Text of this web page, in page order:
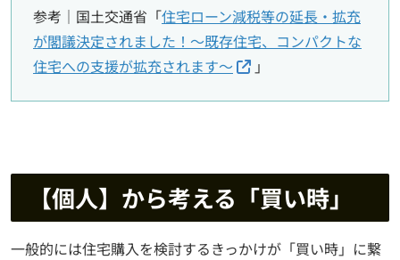
参考｜国土交通省「住宅ローン減税等の延長・拡充
が閣議決定されました！～既存住宅、コンパクトな
住宅への支援が拡充されます～
」
【個人】から考える「買い時」
一般的には住宅購入を検討するきっかけが「買い時」に繋